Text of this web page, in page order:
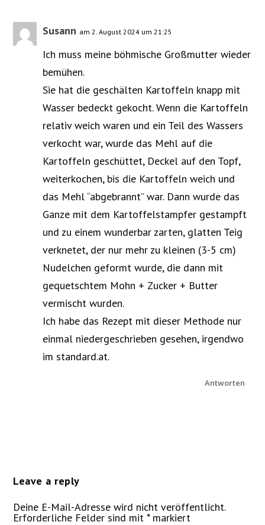
Susann am 2. August 2024 um 21:25
Ich muss meine böhmische Großmutter wieder
bemühen.
Sie hat die geschälten Kartoffeln knapp mit
Wasser bedeckt gekocht. Wenn die Kartoffeln
relativ weich waren und ein Teil des Wassers
verkocht war, wurde das Mehl auf die
Kartoffeln geschüttet, Deckel auf den Topf,
weiterkochen, bis die Kartoffeln weich und
das Mehl “abgebrannt” war. Dann wurde das
Ganze mit dem Kartoffelstampfer gestampft
und zu einem wunderbar zarten, glatten Teig
verknetet, der nur mehr zu kleinen (3-5 cm)
Nudelchen geformt wurde, die dann mit
gequetschtem Mohn + Zucker + Butter
vermischt wurden.
Ich habe das Rezept mit dieser Methode nur
einmal niedergeschrieben gesehen, irgendwo
im standard.at.
Antworten
Leave a reply
Deine E-Mail-Adresse wird nicht veröffentlicht.
Erforderliche Felder sind mit*markiert